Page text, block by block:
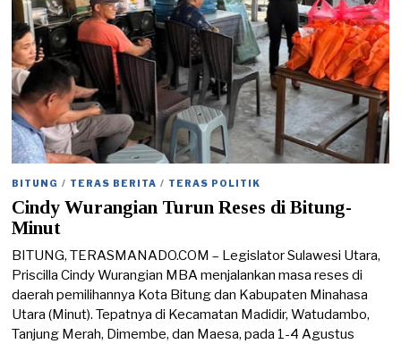
BITUNG / TERAS BERITA / TERAS POLITIK
Cindy Wurangian Turun Reses di Bitung-
Minut
BITUNG, TERASMANADO.COM – Legislator Sulawesi Utara,
Priscilla Cindy Wurangian MBA menjalankan masa reses di
daerah pemilihannya Kota Bitung dan Kabupaten Minahasa
Utara (Minut). Tepatnya di Kecamatan Madidir, Watudambo,
Tanjung Merah, Dimembe, dan Maesa, pada 1-4 Agustus